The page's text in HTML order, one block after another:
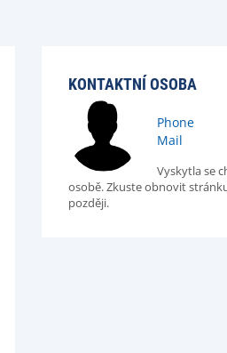
KONTAKTNÍ OSOBA
Phone
Mail
Vyskytla se
osobě. Zkuste obnovit
později.